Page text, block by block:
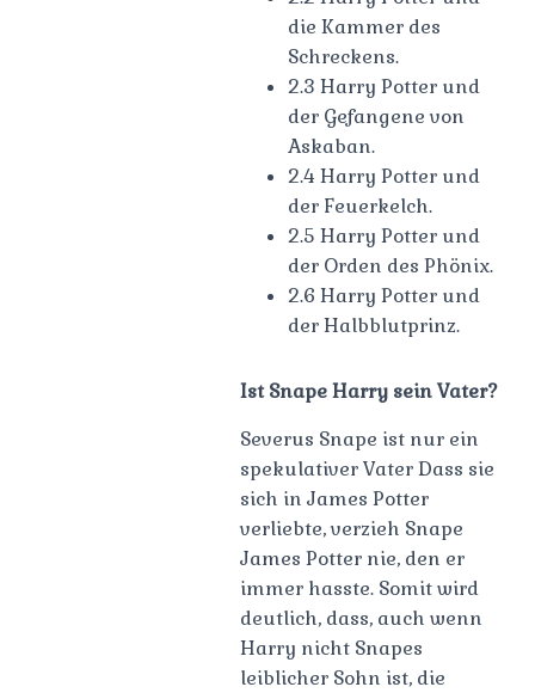
die Kammer des
Schreckens.
2.3 Harry Potter und
der Gefangene von
Askaban.
2.4 Harry Potter und
der Feuerkelch.
2.5 Harry Potter und
der Orden des Phönix.
2.6 Harry Potter und
der Halbblutprinz.
Ist Snape Harry sein Vater?
Severus Snape ist nur ein
spekulativer Vater Dass sie
sich in James Potter
verliebte, verzieh Snape
James Potter nie, den er
immer hasste. Somit wird
deutlich, dass, auch wenn
Harry nicht Snapes
leiblicher Sohn ist, die